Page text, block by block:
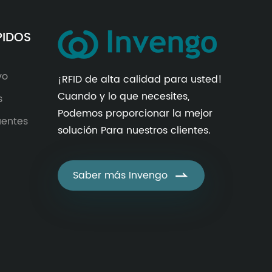
¡RFID de alta calidad para usted!
Cuando y lo que necesites,
Podemos proporcionar la mejor
solución Para nuestros clientes.
Saber más Invengo 